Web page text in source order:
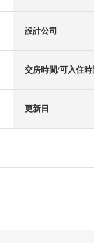
設計公司
交房時間/可入住時
更新日